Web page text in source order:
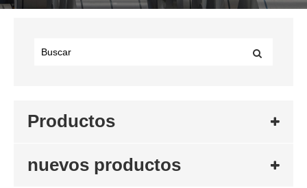
Productos
nuevos productos